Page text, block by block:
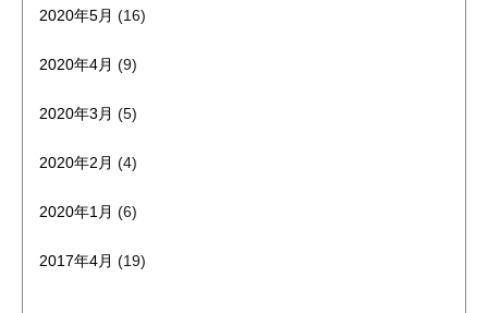
2020年5月 (16)
2020年4月 (9)
2020年3月 (5)
2020年2月 (4)
2020年1月 (6)
2017年4月 (19)